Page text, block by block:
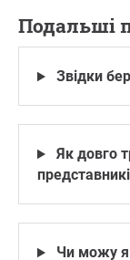
Звідки
Як довго
Чи можу я